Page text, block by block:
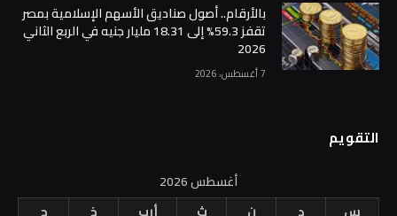
بالأرقام.. أصول صناديق الأسهم الإسلامية بمصر
تقفز 59.3% إلى 18.31 مليار جنيه في الربع الثاني
2026
7 أغسطس، 2026
التقويم
أغسطس 2026
س
د ن ث أرب خ
ج